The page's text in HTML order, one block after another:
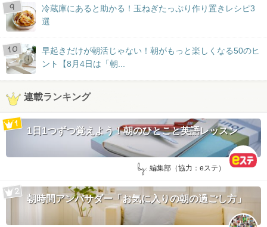
冷蔵庫にあると助かる！玉ねぎたっぷり作り置きレシピ3
選
早起きだけが朝活じゃない！朝がもっと楽しくなる50のヒ
ント【8月4日は「朝...
連載ランキング
1日1つずつ覚えよう！朝のひとこと英語レッスン
by: 編集部（協力：eステ）
朝時間アンバサダー「お気に入りの朝の過ごし方」